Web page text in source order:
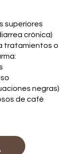
superiores
crónica)
tratamientos o
negras)
de café